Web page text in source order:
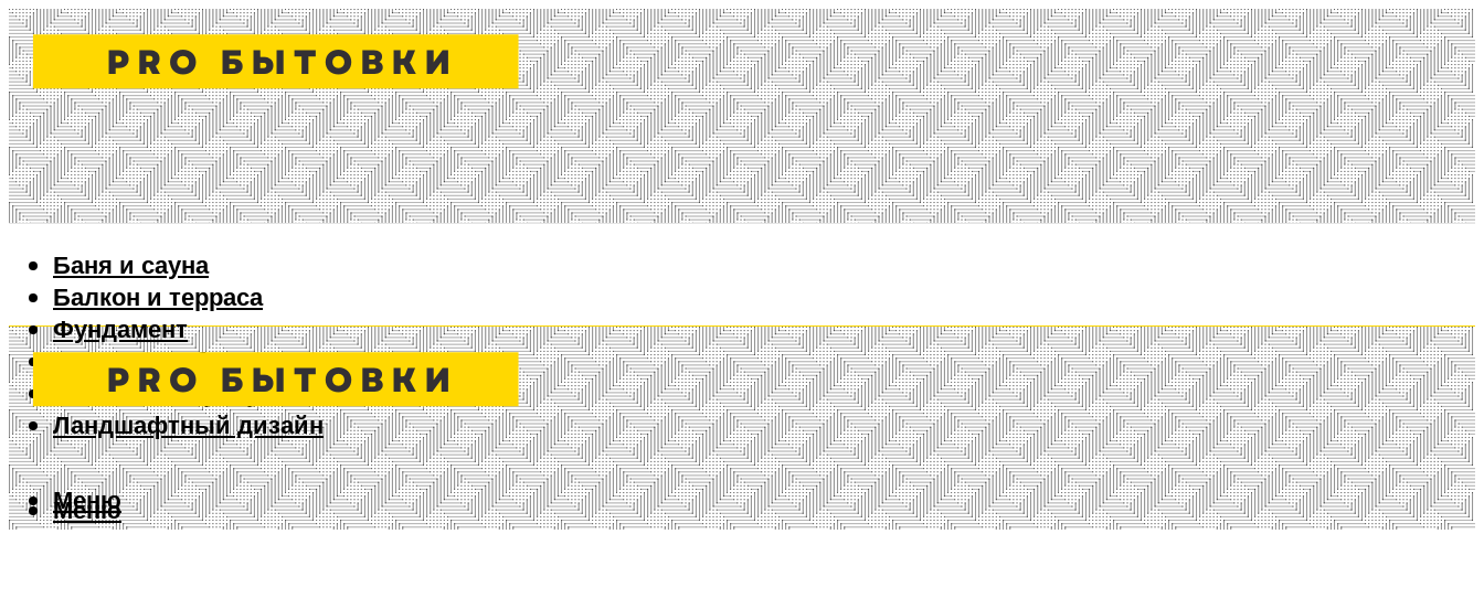
Баня и сауна
Балкон и терраса
Фундамент
Ворота и забор
Дизайн интерьера
Ландшафтный дизайн
Меню
Меню